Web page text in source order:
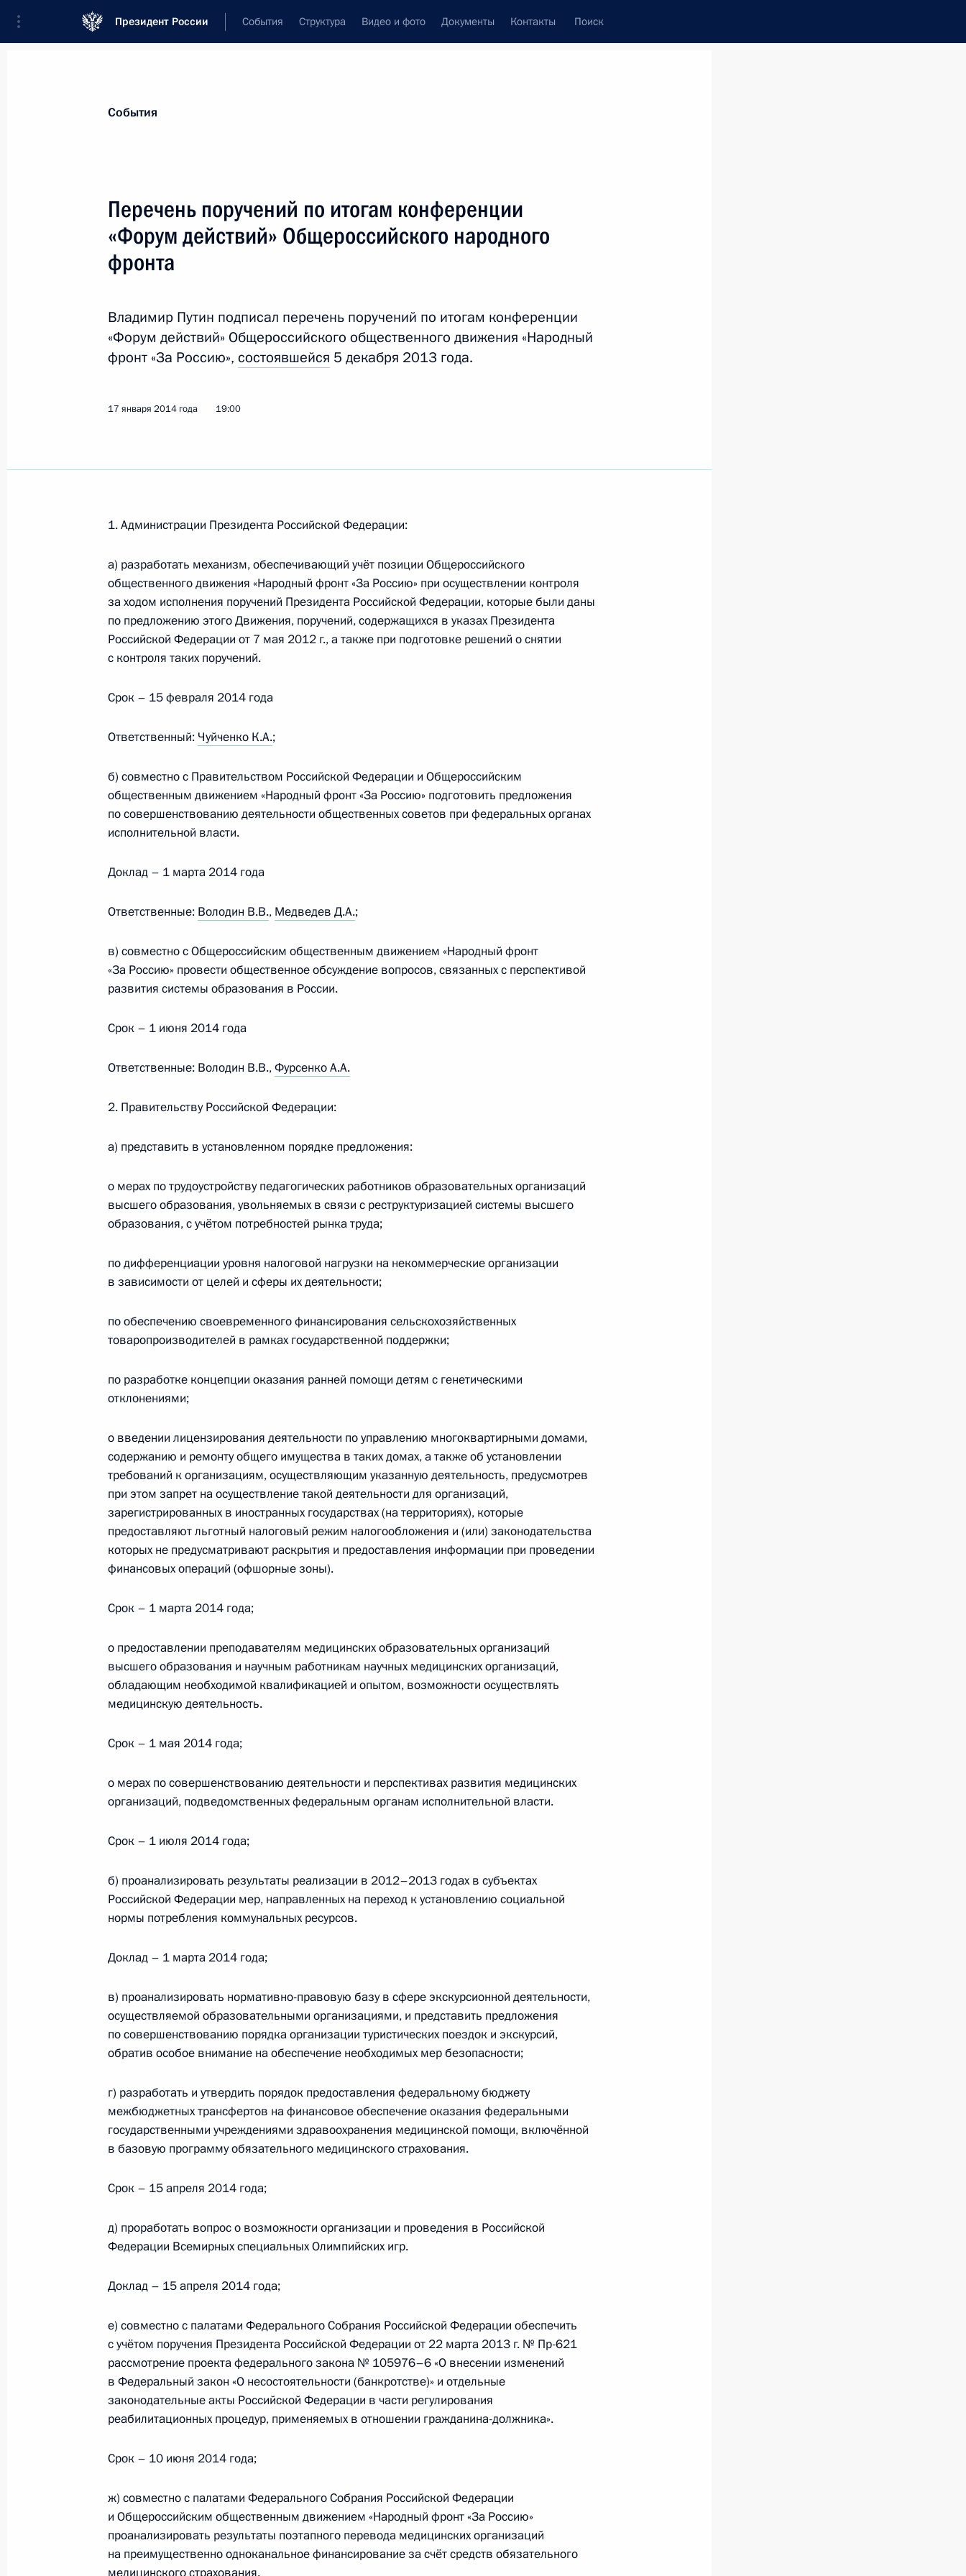
Президент России События Структура Видео и фото Документы Контакты Поиск
Лента событий
Показать следующие материалы
17 февраля 2021 года, 12:45
26 октября 2020 года, 10:00
Встреча с Вячеславом Володиным и Виктором Медведчуком
10 марта 2020 года, 21:50
Встреча с руководством палат Федерального Собрания
24 декабря 2019 года, 18:30
Встреча с руководством Совета Федерации и Государственной
25 декабря 2018 года, 20:20
Встреча с Советом законодателей
Встреча с руководством палат Федерального Собрания
Встреча с Председателем Государственной Думы Вячеславом
6 июня 2017 года, 14:00
Встреча с членами Совета законодателей
24 апреля 2017 года, 15:45
об общих принципах организации местного самоуправления
и в закон об образовании
Встреча с руководством Совета Федерации и Государственной
Думы
21 декабря 2016 года, 20:30
Сергей Кириенко назначен первым заместителем Руководителя
Администрации Президента
Встреча с лидерами партий, прошедших по итогам выборов
23 сентября 2016 года, 13:45
Встреча с руководителями парламентских фракций
Рабочая встреча с Дмитрием Кобылкиным и Сергеем Левченко
6 октября 2015 года, 14:30
Перечень поручений по итогам встречи с интернет-
предпринимателями и представителями Фонда развития
интернет-инициатив
19 мая 2015 года, 18:00
по межнациональным отношениям
Перечень поручений по итогам конференции «Форум действий»
Общероссийского народного фронта
17 января 2014 года, 19:00
собрания
Встреча с Председателем Совета по правам человека Михаилом
Федотовым и Уполномоченным по правам человека в России
События
Перечень поручений по итогам конференции
«Форум действий» Общероссийского народного
фронта
Владимир Путин подписал перечень поручений по итогам конференции
«Форум действий» Общероссийского общественного движения «Народный
фронт «За Россию», состоявшейся 5 декабря 2013 года.
17 января 2014 года 19:00
1. Администрации Президента Российской Федерации:
а) разработать механизм, обеспечивающий учёт позиции Общероссийского
общественного движения «Народный фронт «За Россию» при осуществлении контроля
за ходом исполнения поручений Президента Российской Федерации, которые были даны
по предложению этого Движения, поручений, содержащихся в указах Президента
Российской Федерации от 7 мая 2012 г., а также при подготовке решений о снятии
с контроля таких поручений.
Срок – 15 февраля 2014 года
Ответственный: Чуйченко К.А.;
б) совместно с Правительством Российской Федерации и Общероссийским
общественным движением «Народный фронт «За Россию» подготовить предложения
по совершенствованию деятельности общественных советов при федеральных органах
исполнительной власти.
Доклад – 1 марта 2014 года
Ответственные: Володин В.В., Медведев Д.А.;
в) совместно с Общероссийским общественным движением «Народный фронт
«За Россию» провести общественное обсуждение вопросов, связанных с перспективой
развития системы образования в России.
Срок – 1 июня 2014 года
Ответственные: Володин В.В.,Фурсенко А.А.
2. Правительству Российской Федерации:
а) представить в установленном порядке предложения:
о мерах по трудоустройству педагогических работников образовательных организаций
высшего образования, увольняемых в связи с реструктуризацией системы высшего
образования, с учётом потребностей рынка труда;
по дифференциации уровня налоговой нагрузки на некоммерческие организации
в зависимости от целей и сферы их деятельности;
по обеспечению своевременного финансирования сельскохозяйственных
товаропроизводителей в рамках государственной поддержки;
по разработке концепции оказания ранней помощи детям с генетическими
отклонениями;
о введении лицензирования деятельности по управлению многоквартирными домами,
содержанию и ремонту общего имущества в таких домах, а также об установлении
требований к организациям, осуществляющим указанную деятельность, предусмотрев
при этом запрет на осуществление такой деятельности для организаций,
зарегистрированных в иностранных государствах (на территориях), которые
предоставляют льготный налоговый режим налогообложения и (или) законодательства
которых не предусматривают раскрытия и предоставления информации при проведении
финансовых операций (офшорные зоны).
Срок – 1 марта 2014 года;
о предоставлении преподавателям медицинских образовательных организаций
высшего образования и научным работникам научных медицинских организаций,
обладающим необходимой квалификацией и опытом, возможности осуществлять
медицинскую деятельность.
Срок – 1 мая 2014 года;
о мерах по совершенствованию деятельности и перспективах развития медицинских
организаций, подведомственных федеральным органам исполнительной власти.
Срок – 1 июля 2014 года;
б) проанализировать результаты реализации в 2012–2013 годах в субъектах
Российской Федерации мер, направленных на переход к установлению социальной
нормы потребления коммунальных ресурсов.
Доклад – 1 марта 2014 года;
в) проанализировать нормативно-правовую базу в сфере экскурсионной деятельности,
осуществляемой образовательными организациями, и представить предложения
по совершенствованию порядка организации туристических поездок и экскурсий,
обратив особое внимание на обеспечение необходимых мер безопасности;
г) разработать и утвердить порядок предоставления федеральному бюджету
межбюджетных трансфертов на финансовое обеспечение оказания федеральными
государственными учреждениями здравоохранения медицинской помощи, включённой
в базовую программу обязательного медицинского страхования.
Срок – 15 апреля 2014 года;
д) проработать вопрос о возможности организации и проведения в Российской
Федерации Всемирных специальных Олимпийских игр.
Доклад – 15 апреля 2014 года;
е) совместно с палатами Федерального Собрания Российской Федерации обеспечить
с учётом поручения Президента Российской Федерации от 22 марта 2013 г. № Пр-621
рассмотрение проекта федерального закона № 105976–6 «О внесении изменений
в Федеральный закон «О несостоятельности (банкротстве)» и отдельные
законодательные акты Российской Федерации в части регулирования
реабилитационных процедур, применяемых в отношении гражданина-должника».
Срок – 10 июня 2014 года;
ж) совместно с палатами Федерального Собрания Российской Федерации
и Общероссийским общественным движением «Народный фронт «За Россию»
проанализировать результаты поэтапного перевода медицинских организаций
на преимущественно одноканальное финансирование за счёт средств обязательного